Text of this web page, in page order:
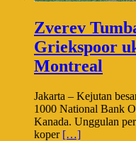
Zverev
Griekspoor
Montreal
Jakarta – Kejutan
1000 National Bank
Kanada. Unggulan
koper […]